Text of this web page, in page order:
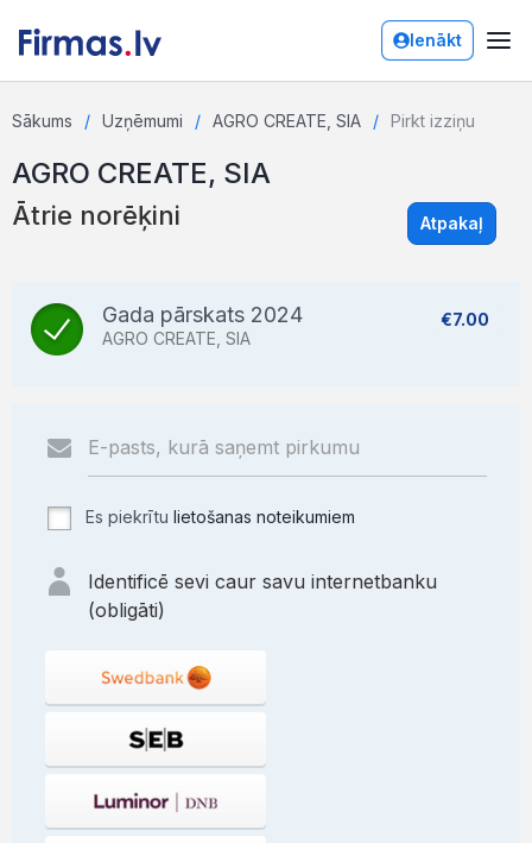
Ienākt
Sākums Uzņēmumi AGRO CREATE, SIA Pirkt izziņu
AGRO CREATE, SIA
Ātrie norēķini Atpakaļ
Gada pārskats 2024
AGRO CREATE, SIA
€7.00
Es piekrītu lietošanas noteikumiem
Identificē sevi caur savu internetbanku
(obligāti)